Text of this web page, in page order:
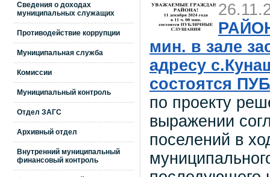
Сведения о доходах
муниципальных служащих
Противодействие коррупции
Муниципальная служба
Комиссии
Муниципальный контроль
Отдел ЗАГС
Архивный отдел
Внутренний муниципальный
финансовый контроль
мин. в зале
адресу
состоятся
по проекту
выражении
поселений в